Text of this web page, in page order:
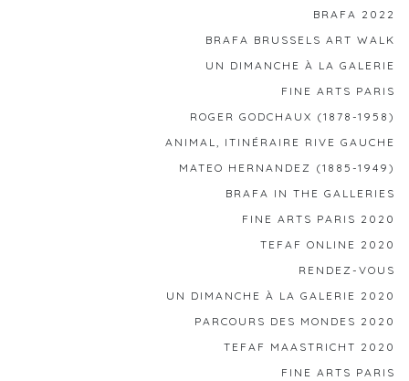
BRAFA 2022
BRAFA BRUSSELS ART WALK
UN DIMANCHE À LA GALERIE
FINE ARTS PARIS
ROGER GODCHAUX (1878-1958)
ANIMAL, ITINÉRAIRE RIVE GAUCHE
MATEO HERNANDEZ (1885-1949)
BRAFA IN THE GALLERIES
FINE ARTS PARIS 2020
TEFAF ONLINE 2020
RENDEZ-VOUS
UN DIMANCHE À LA GALERIE 2020
PARCOURS DES MONDES 2020
TEFAF MAASTRICHT 2020
FINE ARTS PARIS